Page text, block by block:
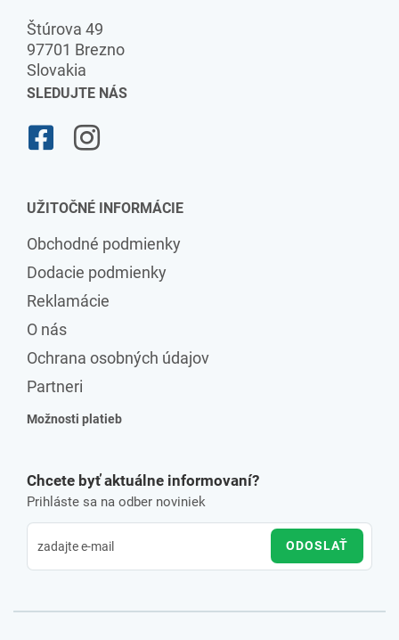
Štúrova 49
97701 Brezno
Slovakia
SLEDUJTE NÁS
UŽITOČNÉ INFORMÁCIE
Obchodné podmienky
Dodacie podmienky
Reklamácie
O nás
Ochrana osobných údajov
Partneri
Možnosti platieb
Chcete byť aktuálne informovaní?
Prihláste sa na odber noviniek
ODOSLAŤ